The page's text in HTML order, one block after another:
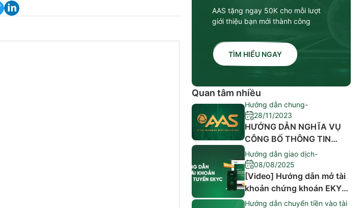
AAS tặng ngay 50K cho mỗi lượt
giới thiệu bạn mới thành công
TÌM HIỂU NGAY
Quan tâm nhiều
Hướng dẫn chung-
28/11/2023
HƯỚNG DẪN NGHĨA VỤ
CÔNG BỐ THÔNG TIN
CỦA NGƯỜI NỘI BỘ,
NGƯỜI CÓ LIÊN QUAN
CỦA NGƯỜI NỘI BỘ
Hướng dẫn giao dịch-
08/08/2025
[Video] Hướng dẫn mở tài
khoản chứng khoán EKYC
trên ứng dụng AAS PRO
Hướng dẫn chuyển tiền vào tài